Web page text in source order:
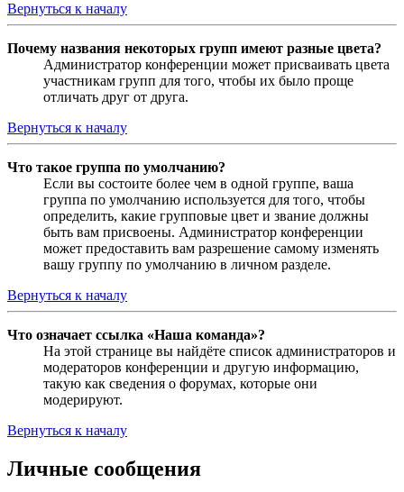
Вернуться к началу
Почему названия некоторых групп имеют разные цвета?
Администратор конференции может присваивать цвета
участникам групп для того, чтобы их было проще
отличать друг от друга.
Вернуться к началу
Что такое группа по умолчанию?
Если вы состоите более чем в одной группе, ваша
группа по умолчанию используется для того, чтобы
определить, какие групповые цвет и звание должны
быть вам присвоены. Администратор конференции
может предоставить вам разрешение самому изменять
вашу группу по умолчанию в личном разделе.
Вернуться к началу
Что означает ссылка «Наша команда»?
На этой странице вы найдёте список администраторов и
модераторов конференции и другую информацию,
такую как сведения о форумах, которые они
модерируют.
Вернуться к началу
Личные сообщения